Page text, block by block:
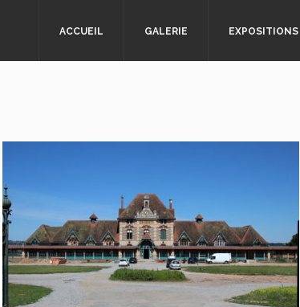
ACCUEIL GALERIE EXPOSITIONS